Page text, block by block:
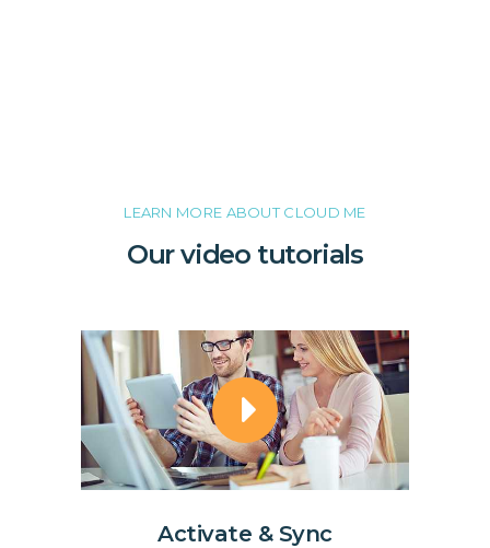
LEARN MORE ABOUT CLOUD ME
Our video tutorials
Activate & Sync